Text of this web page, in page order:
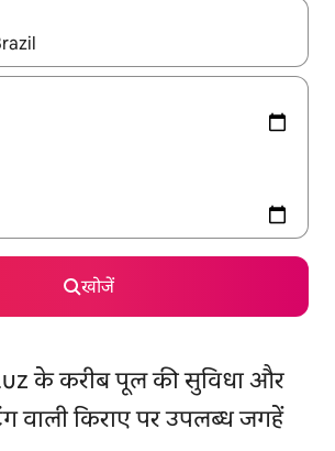
पर, अप और डाउन 'ऐरो की' का इस्तेमाल करके नेविगेट
खोजें
के करीब पूल की सुविधा और
वाली किराए पर उपलब्ध जगहें